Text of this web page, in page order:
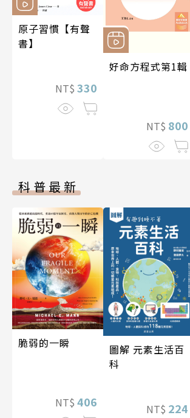
原子習慣【有聲
書】
NT$ 330
好命方程式第1輯
NT$ 800
科普最新
脆弱的一瞬
NT$ 406
圖解 元素生活百
科
NT$ 224